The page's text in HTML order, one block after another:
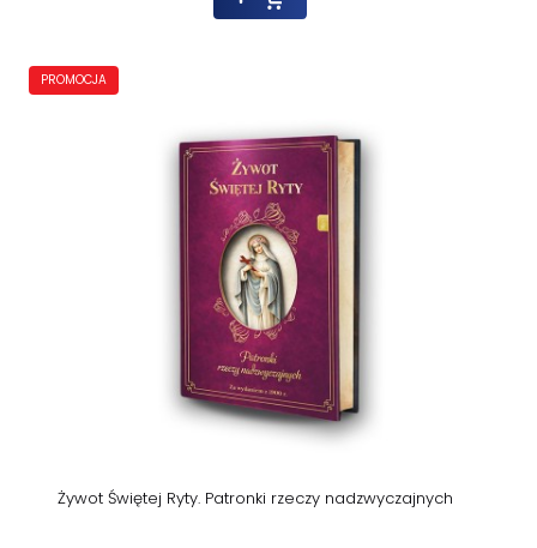
Żywot Świętej Ryty. Patronki rzeczy nadzwyczajnych
PROMOCJA